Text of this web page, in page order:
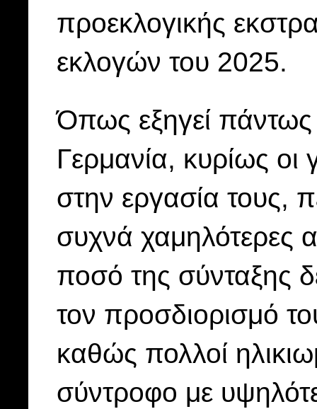
προεκλογικής
εκλογών του 2025.
Όπως εξηγεί πάντως
Γερμανία, κυρίως οι
στην εργασία τους,
συχνά χαμηλότερες
ποσό της σύνταξης
τον προσδιορισμό
καθώς πολλοί
σύντροφο με